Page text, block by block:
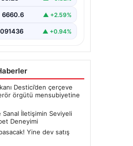
6660.6 ▲ +2.59%
▲ +0.94%
Destici’den çerçeve
örgütü mensubiyetine
Sanal İletişimin Seviyeli
Deneyimi
Yine dev satış